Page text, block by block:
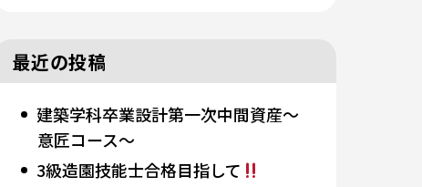
最近の投稿
建築学科卒業設計第一次中間資産～
意匠コース～
3級造園技能士合格目指して